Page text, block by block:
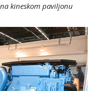
kineskom paviljonu